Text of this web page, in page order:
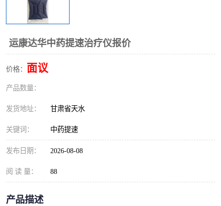
运康达华中药提速治疗仪报价
价格： 面议
产品数量：
发货地址： 甘肃省天水
关键词： 中药提速
发布日期： 2026-08-08
阅 读 量： 88
产品描述